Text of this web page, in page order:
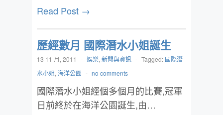
Read Post →
歷經數月 國際潛水小姐誕生
13 11 月, 2011 - 娛樂, 新聞與資訊 - Tagged: 國際潛
水小姐, 海洋公園 - no comments
國際潛水小姐經個多個月的比賽,冠軍
日前終於在海洋公園誕生,由…